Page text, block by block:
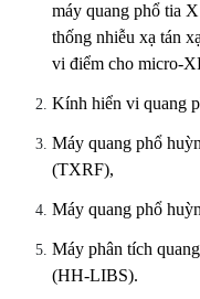
máy quang phổ tia
thống nhiễu xạ tán
vi điểm cho micro-
Kính hiển vi quang
Máy quang phổ
(TXRF),
Máy quang phổ
Máy phân tích
(HH-LIBS).